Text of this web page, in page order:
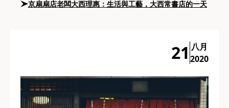
京扇扇店老闆大西理惠：生活與工藝，大西常書店的一天
21 八月
2020